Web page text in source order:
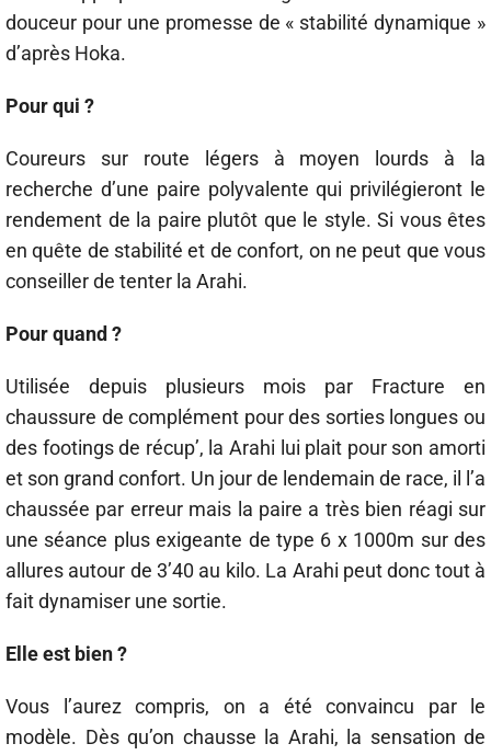
douceur pour une promesse de « stabilité dynamique »
d’après Hoka.
Pour qui ?
Coureurs sur route légers à moyen lourds à la
recherche d’une paire polyvalente qui privilégieront le
rendement de la paire plutôt que le style. Si vous êtes
en quête de stabilité et de confort, on ne peut que vous
conseiller de tenter la Arahi.
Pour quand ?
Utilisée depuis plusieurs mois par Fracture en
chaussure de complément pour des sorties longues ou
des footings de récup’, la Arahi lui plait pour son amorti
et son grand confort. Un jour de lendemain de race, il l’a
chaussée par erreur mais la paire a très bien réagi sur
une séance plus exigeante de type 6 x 1000m sur des
allures autour de 3’40 au kilo. La Arahi peut donc tout à
fait dynamiser une sortie.
Elle est bien ?
Vous l’aurez compris, on a été convaincu par le
modèle. Dès qu’on chausse la Arahi, la sensation de